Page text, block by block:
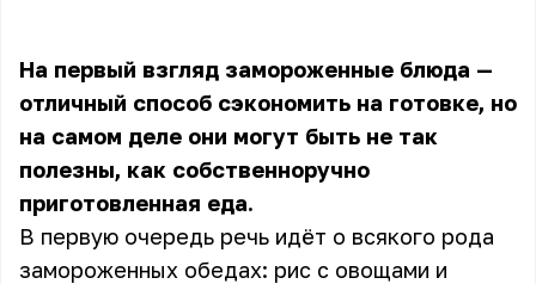
На первый взгляд замороженные блюда —
отличный способ сэкономить на готовке, но
на самом деле они могут быть не так
полезны, как собственноручно
приготовленная еда.
В первую очередь речь идёт о всякого рода
замороженных обедах: рис с овощами и